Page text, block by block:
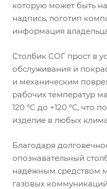
которую может быть
надпись, логотип
информация
Столбик СОГ прост в
обслуживания и
и механическим
рабочих температур
120 °C до +120 °C, что
изделие в любых
Благодаря
опознавательный
надёжным средством
газовых